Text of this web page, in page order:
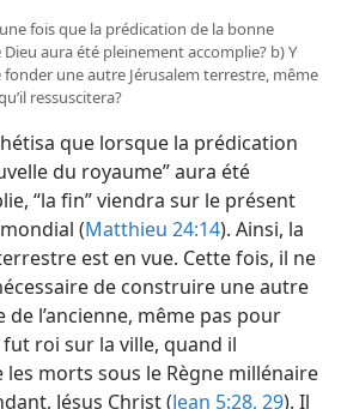
fois que la prédication de la bonne
aura été pleinement accomplie? b) Y
une autre Jérusalem terrestre, même
ressuscitera?
que lorsque la prédication
du royaume” aura été
“la fin” viendra sur le présent
(Matthieu 24:14). Ainsi, la
est en vue. Cette fois, il ne
de construire une autre
de l’ancienne, même pas pour
roi sur la ville, quand il
les morts sous le Règne millénaire
Jésus Christ (Jean 5:28, 29). Il